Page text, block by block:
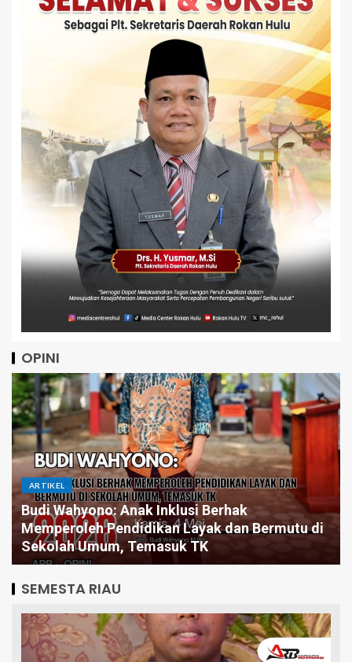
OPINI
Berhak
Layak dan Bermutu di
TK
ARTIKEL
Pintar Saja Tidak Cukup,
Butuh Pemimpin yang
SEMESTA RIAU